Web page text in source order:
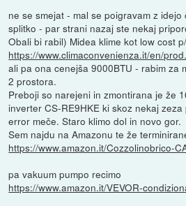
ne se smejat - mal se poigravam z
splitko - par strani nazaj ste nekaj
Obali bi rabil) Midea klime kot low cost
https://www.climaconvenienza.it/en/
ali pa ona cenejša 9000BTU - rabim za
2 prostora.
Preboji so narejeni in zmontirana je že
inverter CS-RE9HKE ki skoz nekaj
error meče. Staro klimo dol in novo gor.
Sem najdu na Amazonu te že
https://www.amazon.it/Cozzolinobrico-
pa vakuum pumpo recimo
https://www.amazon.it/VEVOR-